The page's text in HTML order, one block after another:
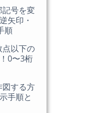
記号を変
矢印・
順
点以下の
0〜3桁
図する方
手順と